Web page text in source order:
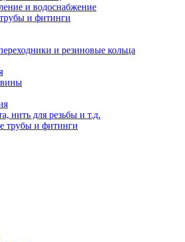
и водоснабжение
и фитинги
и резиновые кольца
нить для резьбы и т.д.
трубы и фитинги